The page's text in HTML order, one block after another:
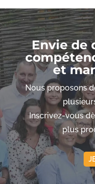
Envie de
et
Nous proposons
Inscrivez-vous
plus